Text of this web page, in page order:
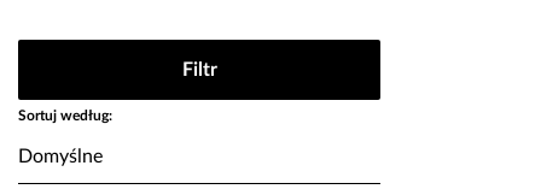
Filtr
Sortuj według: